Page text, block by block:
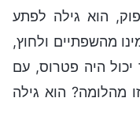
הוא גילה לפתע
מהשפתיים ולחוץ,
היה פטרוס, עם
מהלומה? הוא גילה